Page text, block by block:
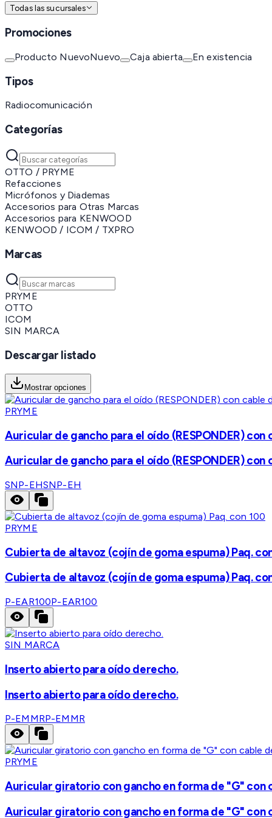
Todas las sucursales
Promociones
Producto NuevoNuevo Caja abierta En existencia
Tipos
Radiocomunicación
Categorías
OTTO / PRYME
Refacciones
Micrófonos y Diademas
Accesorios para Otras Marcas
Accesorios para KENWOOD
KENWOOD / ICOM / TXPRO
Marcas
PRYME
OTTO
ICOM
SIN MARCA
Descargar listado
Mostrar opciones
PRYME
Auricular de gancho para el oído (RESPONDER)
Auricular de gancho para el oído (RESPONDER)
SNP-EHSNP-EH
PRYME
Cubierta de altavoz (cojín de goma espuma) Paq.
Cubierta de altavoz (cojín de goma espuma) Paq.
P-EAR100P-EAR100
SIN MARCA
Inserto abierto para oído derecho.
Inserto abierto para oído derecho.
P-EMMRP-EMMR
PRYME
Auricular giratorio con gancho en forma de "G" con
Auricular giratorio con gancho en forma de "G" con